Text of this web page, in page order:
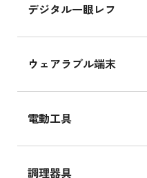
デジタル一眼レフ
ウェアラブル端末
電動工具
調理器具